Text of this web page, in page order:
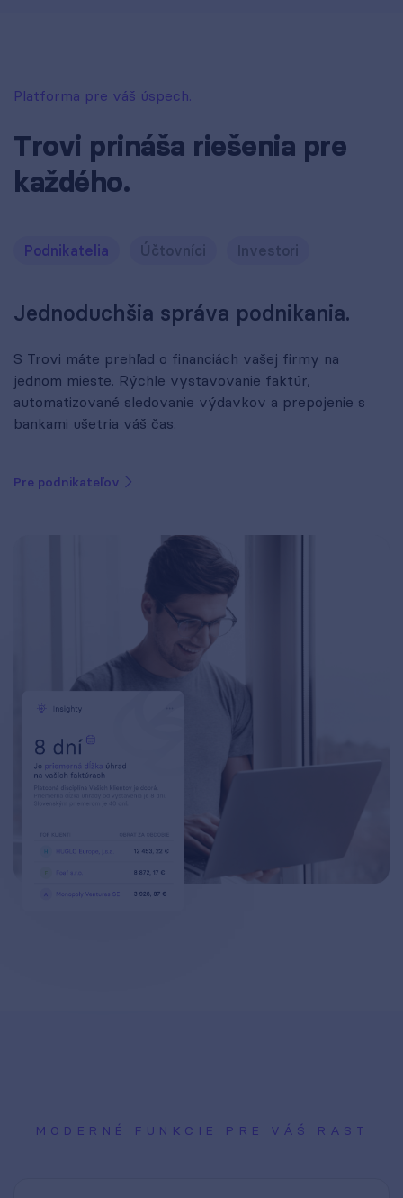
Platforma pre váš úspech.
Trovi prináša riešenia pre
každého.
Podnikatelia Účtovníci Investori
Jednoduchšia správa podnikania.
S Trovi máte prehľad o financiách vašej firmy na
jednom mieste. Rýchle vystavovanie faktúr,
automatizované sledovanie výdavkov a prepojenie s
bankami ušetria váš čas.
Pre podnikateľov
MODERNÉ FUNKCIE PRE VÁŠ RAST